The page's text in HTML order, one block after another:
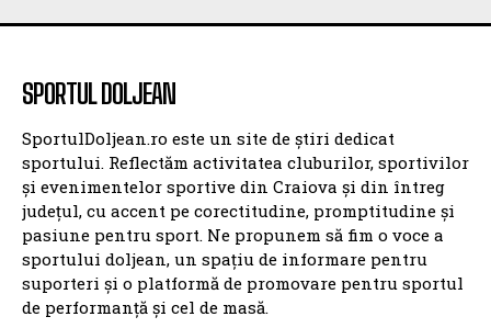
SPORTUL DOLJEAN
sportului. Reflectăm activitatea cluburilor, sportivilor
județul, cu accent pe corectitudine, promptitudine și
pasiune pentru sport. Ne propunem să fim o voce a
sportului doljean, un spațiu de informare pentru
suporteri și o platformă de promovare pentru sportul
de performanță și cel de masă.